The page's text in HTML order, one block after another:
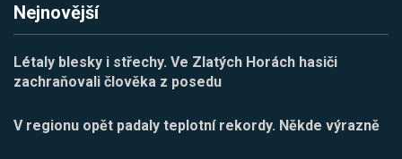
Nejnovější
Létaly blesky i střechy. Ve Zlatých Horách hasiči
zachraňovali člověka z posedu
V regionu opět padaly teplotní rekordy. Někde výrazně